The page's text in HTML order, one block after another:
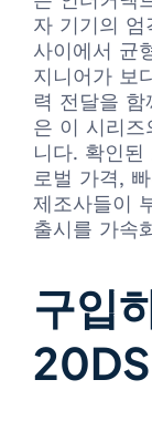
자 기기의
사이에서 균
지니어가 보
력 전달을 함
은 이 시리
니다. 확인
로벌 가격,
제조사들이
출시를 가속
구입